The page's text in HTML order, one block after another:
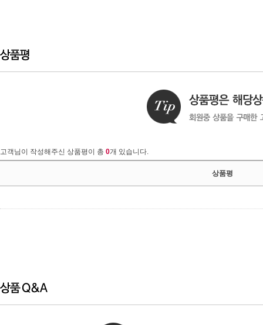
고객님이 작성해주신 상품평이 총 0개 있습니다.
상품평